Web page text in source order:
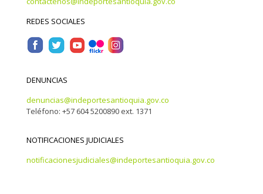
REDES SOCIALES
DENUNCIAS
denuncias@indeportesantioquia.gov.co
Teléfono: +57 604 5200890 ext. 1371
NOTIFICACIONES JUDICIALES
notificacionesjudiciales@indeportesantioquia.gov.co